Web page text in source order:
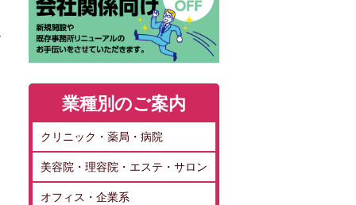
業種別のご案内
クリニック・薬局・病院
美容院・理容院・エステ・サロン
オフィス・企業系